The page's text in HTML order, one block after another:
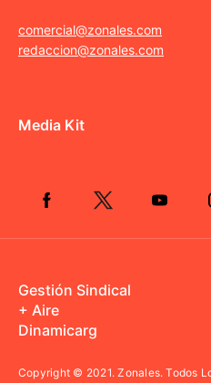
comercial@zonales.com
redaccion@zonales.com
Media Kit
Gestión Sindical
+ Aire
Dinamicarg
Copyright © 2021.Zonales. Todos